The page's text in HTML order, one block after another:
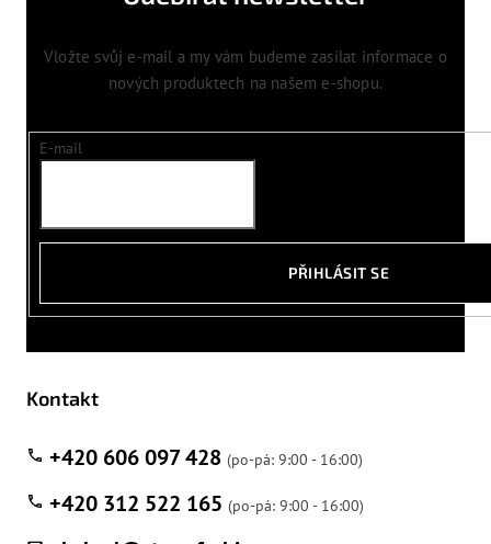
Vložte svůj e-mail a my vám budeme zasílat informace o
nových produktech na našem e-shopu.
E-mail
PŘIHLÁSIT SE
Kontakt
+420 606 097 428
+420 312 522 165